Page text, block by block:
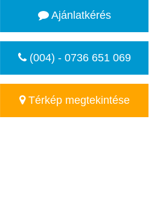
Ajánlatkérés
(004) - 0736 651 069
Térkép megtekintése